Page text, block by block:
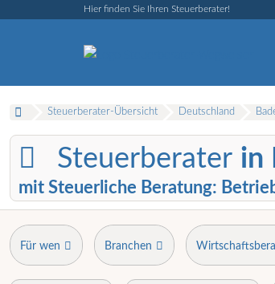
Hier finden Sie Ihren Steuerberater!
Steuerberater-Übersicht Deutschland
Steuerberater in
mit Steuerliche Beratung:
Für wen Branchen